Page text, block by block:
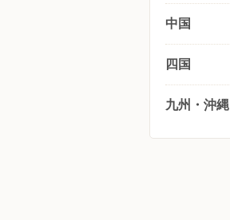
中国
四国
九州・沖縄